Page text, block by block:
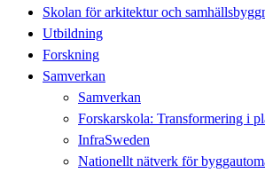
Skolan för arkitektur och
Utbildning
Forskning
Samverkan
Samverkan
Forskarskola: Transformering i
InfraSweden
Nationellt nätverk för